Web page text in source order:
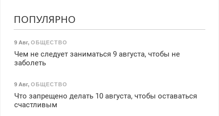
ПОПУЛЯРНО
9 Авг, ОБЩЕСТВО
Чем не следует заниматься 9 августа, чтобы не
заболеть
9 Авг, ОБЩЕСТВО
Что запрещено делать 10 августа, чтобы оставаться
счастливым